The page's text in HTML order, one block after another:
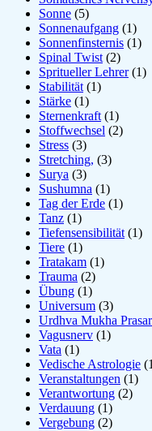
Sonne (5)
Sonnenaufgang (1)
Sonnenfinsternis (1)
Spinal Twist (2)
Spritueller Lehrer(1)
Stabilität (1)
Stärke (1)
Sternenkraft (1)
Stoffwechsel (2)
Stress (3)
Stretching, (3)
Surya (3)
Sushumna (1)
Tag der Erde (1)
Tanz (1)
Tiefensensibilität (1)
Tiere (1)
Tratakam (1)
Trauma (2)
Übung (1)
Universum (3)
Urdhva Mukha
Vagusnerv (1)
Vata (1)
Vedische Astrologie
Veranstaltungen (1)
Verantwortung (2)
Verdauung (1)
Vergebung (2)